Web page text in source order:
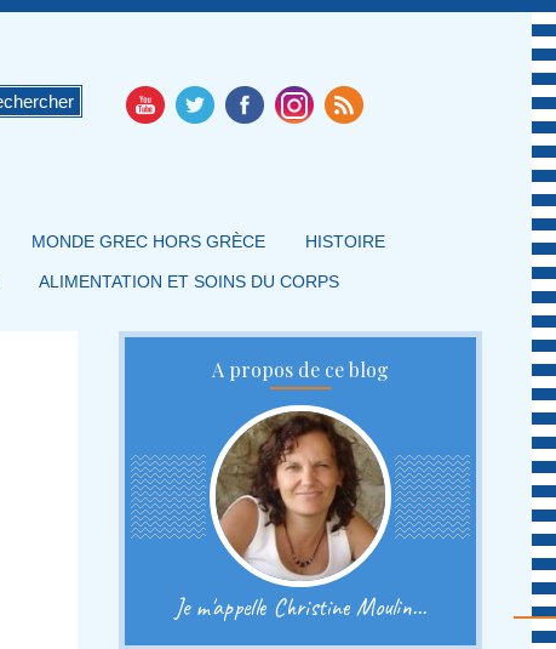
MONDE GREC HORS GRÈCE HISTOIRE
ALIMENTATION ET SOINS DU CORPS
A propos de ce blog
Je m'appelle Christine Moulin...